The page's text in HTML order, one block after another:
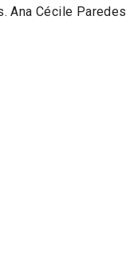
Ana Cécile Paredes